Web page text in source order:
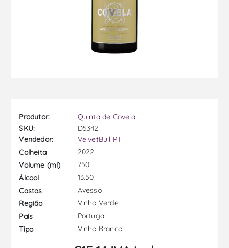
Produtor:
Quinta de Covela
SKU:
D5342
Vendedor:
VelvetBull PT
Colheita
2022
Volume (ml)
750
Álcool
13.50
Castas
Avesso
Região
Vinho Verde
País
Portugal
Tipo
Vinho Branco